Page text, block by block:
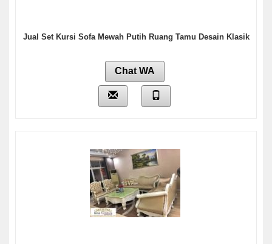
Jual Set Kursi Sofa Mewah Putih Ruang Tamu Desain Klasik
Chat WA